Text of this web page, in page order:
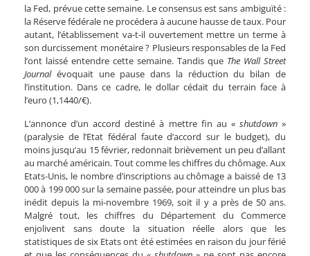
la Fed, prévue cette semaine. Le consensus est sans ambiguïté :
la Réserve fédérale ne procédera à aucune hausse de taux. Pour
autant, l’établissement va-t-il ouvertement mettre un terme à
son durcissement monétaire ? Plusieurs responsables de la Fed
l’ont laissé entendre cette semaine. Tandis que The Wall Street
Journalévoquait une pause dans la réduction du bilan de
l’institution. Dans ce cadre, le dollar cédait du terrain face à
l’euro (1,1440/€).
L’annonce d’un accord destiné à mettre fin au « shutdown»
(paralysie de l’Etat fédéral faute d’accord sur le budget), du
moins jusqu’au 15 février, redonnait brièvement un peu d’allant
au marché américain. Tout comme les chiffres du chômage. Aux
Etats-Unis, le nombre d’inscriptions au chômage a baissé de 13
000 à 199 000 sur la semaine passée, pour atteindre un plus bas
inédit depuis la mi-novembre 1969, soit il y a près de 50 ans.
Malgré tout, les chiffres du Département du Commerce
enjolivent sans doute la situation réelle alors que les
statistiques de six Etats ont été estimées en raison du jour férié